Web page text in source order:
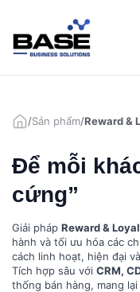
nội
dung
/Sản phẩm/Reward &
Để mỗi
cứng”
Giải pháp Reward &
hành và tối ưu hóa các
cách linh hoạt, hiện đại
Tích hợp sâu với CRM,
thống bán hàng, mang